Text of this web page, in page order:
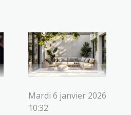
Mardi 6 janvier 2026
10:32